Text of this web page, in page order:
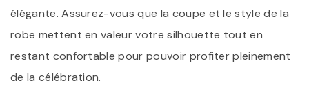
élégante. Assurez-vous que la coupe et le style de la
robe mettent en valeur votre silhouette tout en
restant confortable pour pouvoir profiter pleinement
de la célébration.